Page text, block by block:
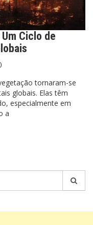
Ciclo de
tornaram-se
globais. Elas têm
especialmente em
a